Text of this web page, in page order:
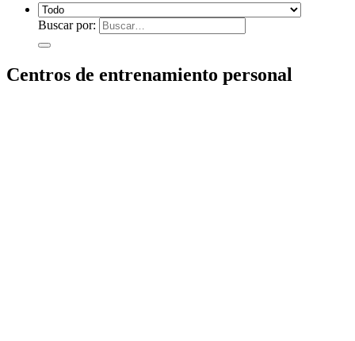
Buscar por:
Centros de entrenamiento personal